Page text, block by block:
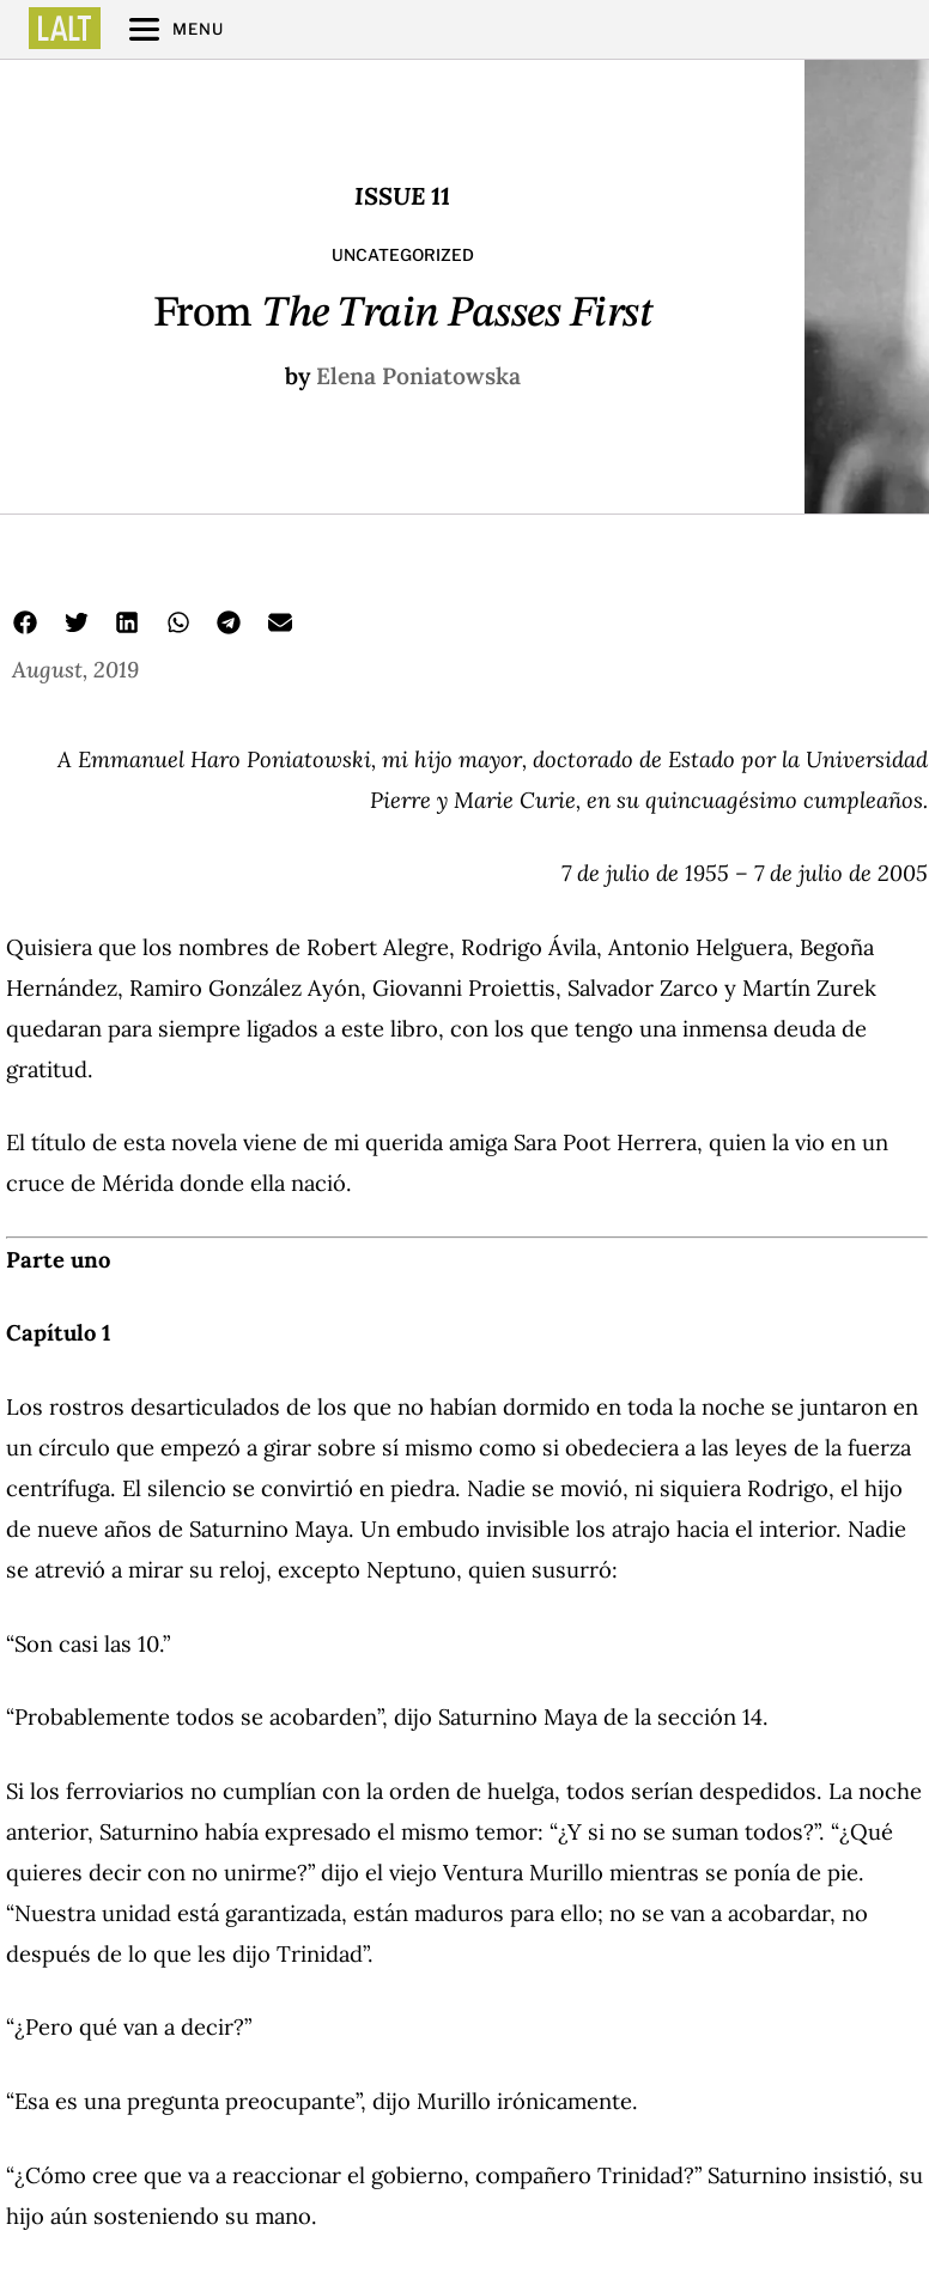
MENU
ISSUE 11
UNCATEGORIZED
From The Train Passes First
by Elena Poniatowska
August, 2019
A Emmanuel Haro Poniatowski, mi hijo mayor, doctorado de Estado por la Universidad
Pierre y Marie Curie, en su quincuagésimo cumpleaños.
7 de julio de 1955 – 7 de julio de 2005
Quisiera que los nombres de Robert Alegre, Rodrigo Ávila, Antonio Helguera, Begoña
Hernández, Ramiro González Ayón, Giovanni Proiettis, Salvador Zarco y Martín Zurek
quedaran para siempre ligados a este libro, con los que tengo una inmensa deuda de
gratitud.
El título de esta novela viene de mi querida amiga Sara Poot Herrera, quien la vio en un
cruce de Mérida donde ella nació.
Parte uno
Capítulo 1
Los rostros desarticulados de los que no habían dormido en toda la noche se juntaron en
un círculo que empezó a girar sobre sí mismo como si obedeciera a las leyes de la fuerza
centrífuga. El silencio se convirtió en piedra. Nadie se movió, ni siquiera Rodrigo, el hijo
de nueve años de Saturnino Maya. Un embudo invisible los atrajo hacia el interior. Nadie
se atrevió a mirar su reloj, excepto Neptuno, quien susurró:
“Son casi las 10.”
“Probablemente todos se acobarden”, dijo Saturnino Maya de la sección 14.
Si los ferroviarios no cumplían con la orden de huelga, todos serían despedidos. La noche
anterior, Saturnino había expresado el mismo temor: “¿Y si no se suman todos?”. “¿Qué
quieres decir con no unirme?” dijo el viejo Ventura Murillo mientras se ponía de pie.
“Nuestra unidad está garantizada, están maduros para ello; no se van a acobardar, no
después de lo que les dijo Trinidad”.
“¿Pero qué van a decir?”
“Esa es una pregunta preocupante”, dijo Murillo irónicamente.
“¿Cómo cree que va a reaccionar el gobierno, compañero Trinidad?” Saturnino insistió, su
hijo aún sosteniendo su mano.